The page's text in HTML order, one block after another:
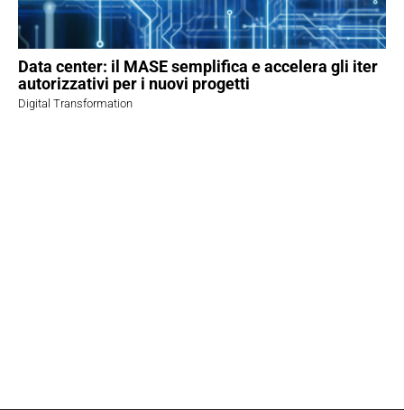
Data center: il MASE semplifica e accelera gli iter
autorizzativi per i nuovi progetti
Digital Transformation